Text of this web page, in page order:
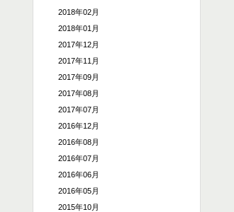
2018年02月
2018年01月
2017年12月
2017年11月
2017年09月
2017年08月
2017年07月
2016年12月
2016年08月
2016年07月
2016年06月
2016年05月
2015年10月